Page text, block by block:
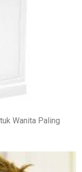
Wanita Paling